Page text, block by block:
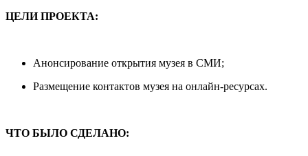
ЦЕЛИ ПРОЕКТА:
Анонсирование открытия музея в СМИ;
Размещение контактов музея на онлайн-ресурсах.
ЧТО БЫЛО СДЕЛАНО: